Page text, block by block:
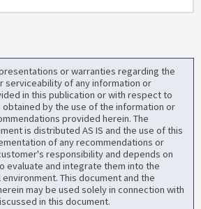
or warranties regarding the
serviceability of any information or
in this publication or with respect to
obtained by the use of the information or
provided herein. The
is distributed AS IS and the use of this
of any recommendations or
responsibility and depends on
evaluate and integrate them into the
This document and the
may be used solely in connection with
in this document.